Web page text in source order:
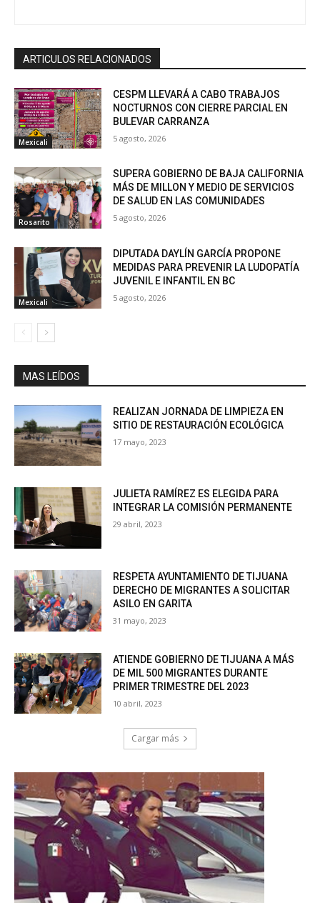
ARTICULOS RELACIONADOS
Mexicali
CESPM LLEVARÁ A CABO TRABAJOS
NOCTURNOS CON CIERRE PARCIAL EN
BULEVAR CARRANZA
5 agosto, 2026
Rosarito
SUPERA GOBIERNO DE BAJA CALIFORNIA
MÁS DE MILLON Y MEDIO DE SERVICIOS
DE SALUD EN LAS COMUNIDADES
5 agosto, 2026
Mexicali
DIPUTADA DAYLÍN GARCÍA PROPONE
MEDIDAS PARA PREVENIR LA LUDOPATÍA
JUVENIL E INFANTIL EN BC
5 agosto, 2026
MAS LEÍDOS
REALIZAN JORNADA DE LIMPIEZA EN
SITIO DE RESTAURACIÓN ECOLÓGICA
17 mayo, 2023
JULIETA RAMÍREZ ES ELEGIDA PARA
INTEGRAR LA COMISIÓN PERMANENTE
29 abril, 2023
RESPETA AYUNTAMIENTO DE TIJUANA
DERECHO DE MIGRANTES A SOLICITAR
ASILO EN GARITA
31 mayo, 2023
ATIENDE GOBIERNO DE TIJUANA A MÁS
DE MIL 500 MIGRANTES DURANTE
PRIMER TRIMESTRE DEL 2023
10 abril, 2023
Cargar más